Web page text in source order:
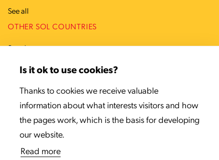
Is it ok to use cookies?
Thanks to cookies we receive valuable
information about what interests visitors and how
the pages work, which is the basis for developing
our website.
Read more
See all
OTHER SOL COUNTRIES
Denmark
Estonia
Latvia
Lithuania